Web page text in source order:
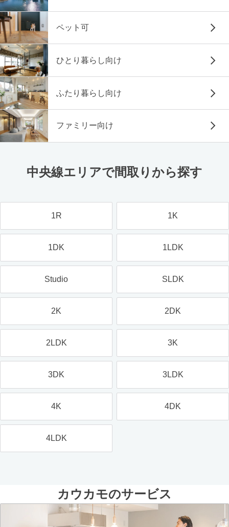
ペット可
ひとり暮らし向け
ふたり暮らし向け
ファミリー向け
中央線エリアで間取りから探す
1R 1K
1DK 1LDK
Studio SLDK
2K 2DK
2LDK 3K
3DK 3LDK
4K 4DK
4LDK
カウカモのサービス